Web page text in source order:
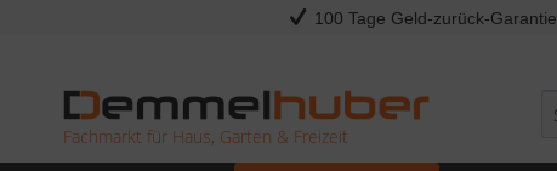
100 Tage Geld-zurück-Garantie
Fachmarkt für Haus, Garten & Freizeit